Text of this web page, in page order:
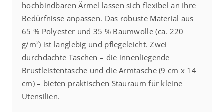
hochbindbaren Ärmel lassen sich flexibel an Ihre
Bedürfnisse anpassen. Das robuste Material aus
65 % Polyester und 35 % Baumwolle (ca. 220
g/m²) ist langlebig und pflegeleicht. Zwei
durchdachte Taschen – die innenliegende
Brustleistentasche und die Armtasche (9 cm x 14
cm) – bieten praktischen Stauraum für kleine
Utensilien.